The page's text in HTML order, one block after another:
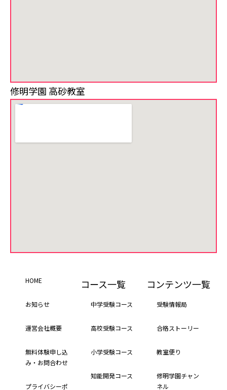
修明学園 高砂教室
HOME
お知らせ
運営会社概要
無料体験申し込
み・お問合わせ
プライバシーポ
コース一覧
中学受験コース
高校受験コース
小学受験コース
知能開発コース
コンテンツ一覧
受験情報局
合格ストーリー
教室便り
修明学園チャン
ネル